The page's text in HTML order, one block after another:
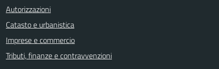
Autorizzazioni
Catasto e urbanistica
Imprese e commercio
Tributi, finanze e contravvenzioni